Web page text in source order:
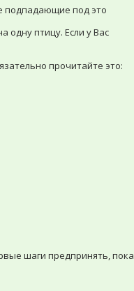
подпадающие под это
одну птицу. Если у Вас
прочитайте это:
шаги предпринять, пока